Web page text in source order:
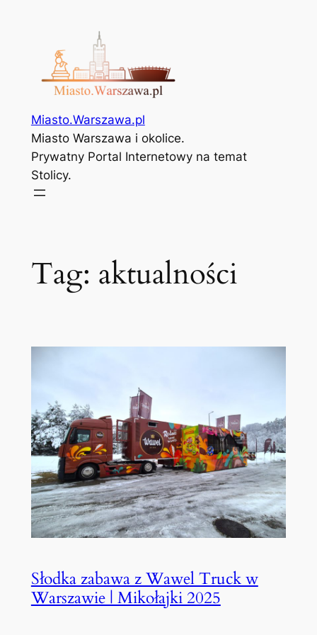
Miasto.Warszawa.pl
Miasto Warszawa i okolice.
Prywatny Portal Internetowy na temat
Stolicy.
Tag: aktualności
Słodka zabawa z Wawel Truck w
Warszawie | Mikołajki 2025